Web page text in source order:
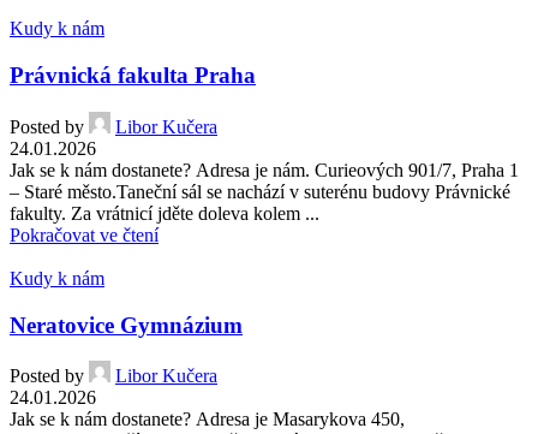
Kudy k nám
Právnická fakulta Praha
Posted by
Libor Kučera
24.01.2026
Jak se k nám dostanete? Adresa je nám. Curieových 901/7, Praha 1
– Staré město.Taneční sál se nachází v suterénu budovy Právnické
fakulty. Za vrátnicí jděte doleva kolem ...
Pokračovat ve čtení
Kudy k nám
Neratovice Gymnázium
Posted by
Libor Kučera
24.01.2026
Jak se k nám dostanete? Adresa je Masarykova 450,